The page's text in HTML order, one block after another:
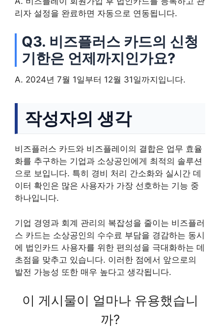
리자 설정을 완료하면 자동으로 연동됩니다.
Q3. 비즈플러스 카드의 신청
기한은 언제까지인가요?
A. 2024년 7월 1일부터 12월 31일까지입니다.
작성자의 생각
비즈플러스 카드와 비즈플레이의 결합은 업무 효율
화를 추구하는 기업과 소상공인에게 최적의 솔루션
으로 보입니다. 특히 경비 처리 간소화와 실시간 데
이터 확인은 많은 사용자가 가장 선호하는 기능 중
하나입니다.
기업 경영과 회계 관리의 복잡성을 줄이는 비즈플러
스 카드는 소상공인의 수수료 부담을 경감하는 동시
에 법인카드 사용자를 위한 편의성을 극대화하는 데
초점을 맞추고 있습니다. 이러한 점에서 앞으로의
발전 가능성 또한 매우 높다고 생각됩니다.
이 게시물이 얼마나 유용했습니
까?